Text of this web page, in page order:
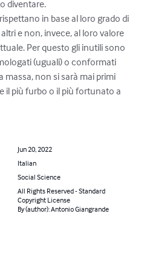
diventare.
in base al loro grado di
e non, invece, al loro valore
Per questo gli inutili sono
(uguali) o conformati
massa, non si sarà mai primi
il più furbo o il più fortunato a
Jun 20, 2022
Italian
Social Science
All Rights Reserved - Standard
Copyright License
By (author): Antonio Giangrande